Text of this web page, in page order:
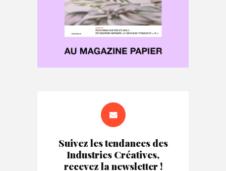
Suivez les tendances des
Industries Créatives,
recevez la newsletter !